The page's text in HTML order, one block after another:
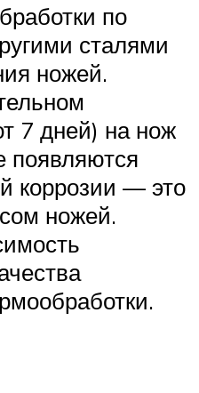
по
сталями
ножей.
7 дней) на нож
появляются
коррозии — это
ножей.